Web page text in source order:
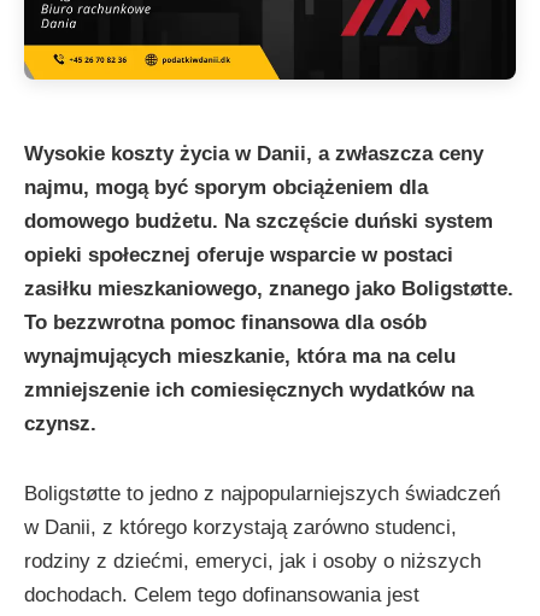
Wysokie koszty życia w Danii, a zwłaszcza ceny
najmu, mogą być sporym obciążeniem dla
domowego budżetu. Na szczęście duński system
opieki społecznej oferuje wsparcie w postaci
zasiłku mieszkaniowego, znanego jako Boligstøtte.
To bezzwrotna pomoc finansowa dla osób
wynajmujących mieszkanie, która ma na celu
zmniejszenie ich comiesięcznych wydatków na
czynsz.
Boligstøtte to jedno z najpopularniejszych świadczeń
w Danii, z którego korzystają zarówno studenci,
rodziny z dziećmi, emeryci, jak i osoby o niższych
dochodach. Celem tego dofinansowania jest